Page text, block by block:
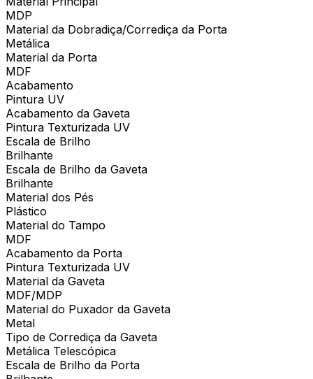
MDP
Material da Dobradiça/Corrediça da Porta
Metálica
Material da Porta
MDF
Acabamento
Pintura UV
Acabamento da Gaveta
Pintura Texturizada UV
Escala de Brilho
Brilhante
Escala de Brilho da Gaveta
Brilhante
Material dos Pés
Plástico
Material do Tampo
MDF
Acabamento da Porta
Pintura Texturizada UV
Material da Gaveta
MDF/MDP
Material do Puxador da Gaveta
Metal
Tipo de Corrediça da Gaveta
Metálica Telescópica
Escala de Brilho da Porta